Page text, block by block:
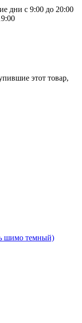
дни с 9:00 до 20:00
этот товар,
шимо темный)